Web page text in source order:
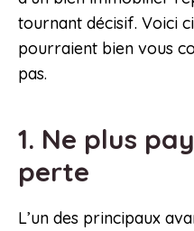
tournant décisif. Voici
pourraient bien vous
pas.
1. Ne plus
perte
L’un des principaux